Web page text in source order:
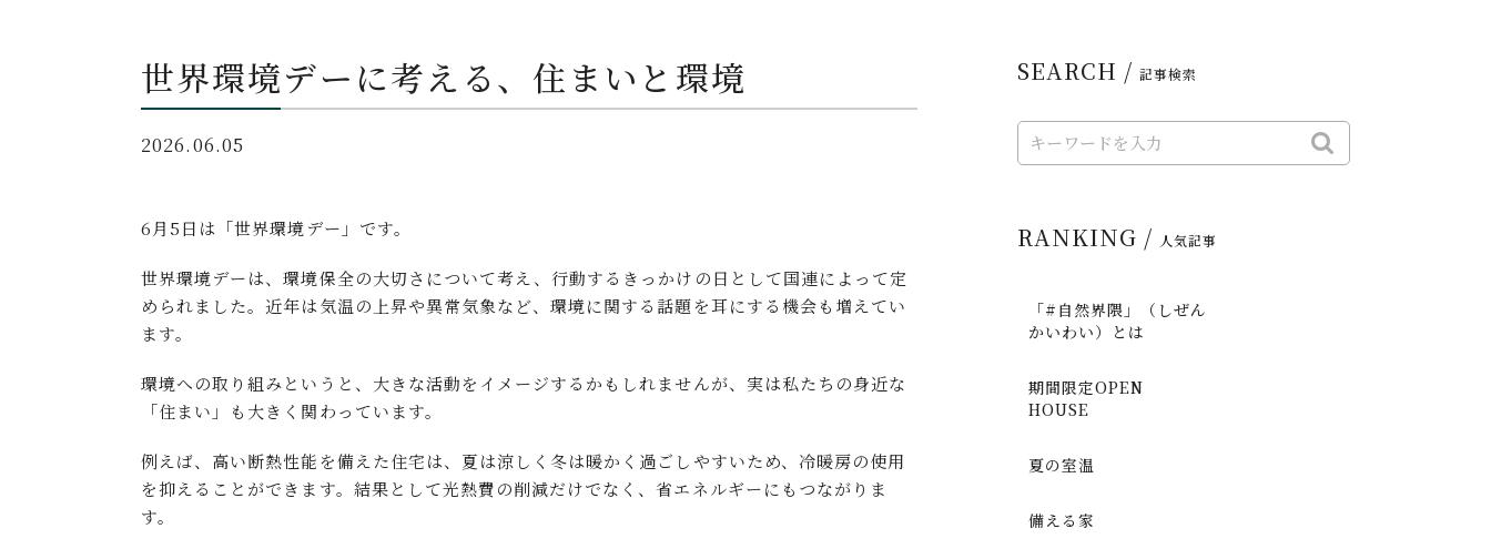
世界環境デーに考える、住まいと環境
2026.06.05
6月5日は「世界環境デー」です。
世界環境デーは、環境保全の大切さについて考え、行動するきっかけの日として国連によって定
められました。近年は気温の上昇や異常気象など、環境に関する話題を耳にする機会も増えてい
ます。
環境への取り組みというと、大きな活動をイメージするかもしれませんが、実は私たちの身近な
「住まい」も大きく関わっています。
例えば、高い断熱性能を備えた住宅は、夏は涼しく冬は暖かく過ごしやすいため、冷暖房の使用
を抑えることができます。結果として光熱費の削減だけでなく、省エネルギーにもつながりま
す。
SEARCH / 記事検索
RANKING / 人気記事
「#自然界隈」（しぜん
かいわい）とは
期間限定OPEN
HOUSE
夏の室温
備える家